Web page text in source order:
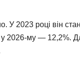
У 2023 році він
2026-му — 12,2%.